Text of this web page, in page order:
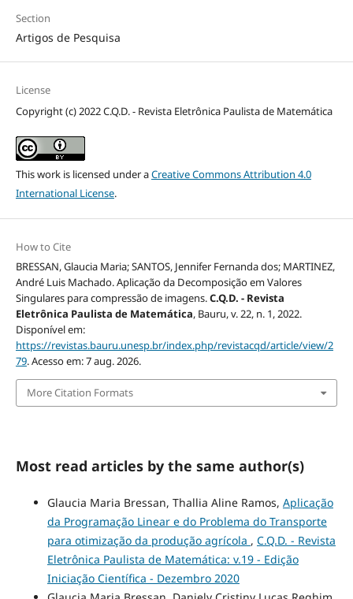
Section
Artigos de Pesquisa
License
Copyright (c) 2022 C.Q.D. - Revista Eletrônica Paulista de Matemática
This work is licensed under aCreative Commons Attribution 4.0
International License.
How to Cite
BRESSAN, Glaucia Maria; SANTOS, Jennifer Fernanda dos; MARTINEZ,
André Luis Machado. Aplicação da Decomposição em Valores
Singulares para compressão de imagens.C.Q.D. - Revista
Eletrônica Paulista de Matemática, Bauru, v. 22, n. 1, 2022.
Disponível em:
https://revistas.bauru.unesp.br/index.php/revistacqd/article/view/2
79. Acesso em: 7 aug. 2026.
More Citation Formats
Most read articles by the same author(s)
Glaucia Maria Bressan, Thallia Aline Ramos, Aplicação
da Programação Linear e do Problema do Transporte
para otimização da produção agrícola , C.Q.D. - Revista
Eletrônica Paulista de Matemática: v.19 - Edição
Iniciação Científica - Dezembro 2020